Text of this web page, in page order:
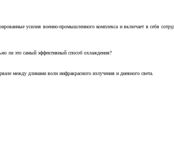
усилия военно-промышленного комплекса и включает в себя
ли это самый эффективный способ охлаждения?
между длинами волн инфракрасного излучения и дневного света.